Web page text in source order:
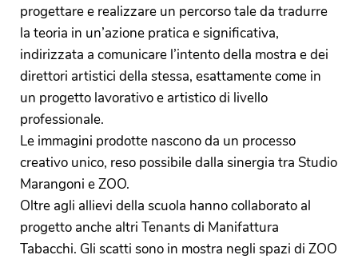
progettare e realizzare un percorso tale da tradurre
la teoria in un’azione pratica e significativa,
indirizzata a comunicare l’intento della mostra e dei
direttori artistici della stessa, esattamente come in
un progetto lavorativo e artistico di livello
professionale.
Le immagini prodotte nascono da un processo
creativo unico, reso possibile dalla sinergia tra Studio
Marangoni e ZOO.
Oltre agli allievi della scuola hanno collaborato al
progetto anche altri Tenants di Manifattura
Tabacchi. Gli scatti sono in mostra negli spazi di ZOO